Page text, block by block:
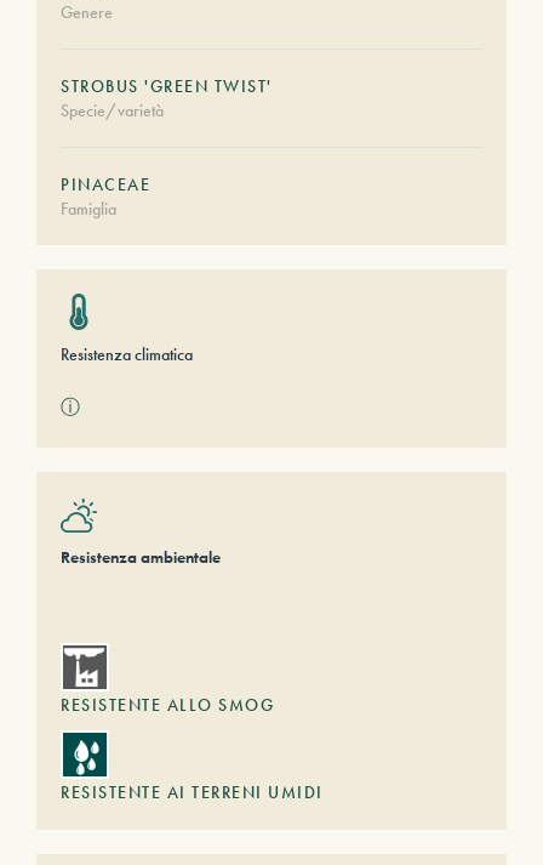
Genere
STROBUS 'GREEN TWIST'
Specie/varietà
PINACEAE
Famiglia
Resistenza climatica
ⓘ
Resistenza ambientale
RESISTENTE ALLO SMOG
RESISTENTE AI TERRENI UMIDI